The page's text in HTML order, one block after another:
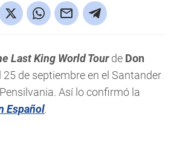
Last King World Tourde Don
25 de septiembre en el Santander
Así lo confirmó la
Español.